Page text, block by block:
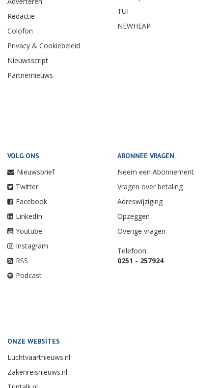
Redactie
Colofon
Privacy & Cookiebeleid
Nieuwsscript
Partnernieuws
TUI
NEWHEAP
VOLG ONS
Nieuwsbrief
Twitter
Facebook
LinkedIn
Youtube
Instagram
RSS
Podcast
ABONNEE VRAGEN
Neem een Abonnement
Vragen over betaling
Adreswijziging
Opzeggen
Overige vragen
Telefoon:
0251 - 257924
ONZE WEBSITES
Luchtvaartnieuws.nl
Zakenreisnieuws.nl